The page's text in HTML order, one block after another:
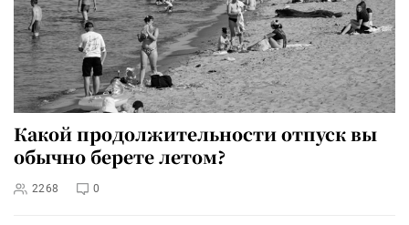
Какой продолжительности отпуск вы
обычно берете летом?
2268 0